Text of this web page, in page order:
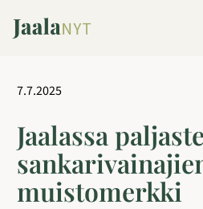
sisältöön
7.7.2025
Jaalassa
muistomerkki